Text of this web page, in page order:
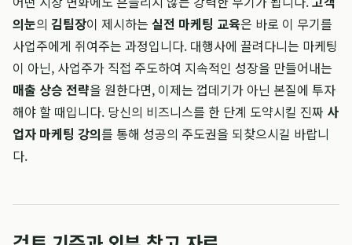
의눈의 김팀장이 제시하는 실전 마케팅 교육은 바로 이 무기를
사업주에게 쥐여주는 과정입니다. 대행사에 끌려다니는 마케팅
이 아닌, 사업주가 직접 주도하여 지속적인 성장을 만들어내는
매출 상승 전략을 원한다면, 이제는 껍데기가 아닌 본질에 투자
해야 할 때입니다. 당신의 비즈니스를 한 단계 도약시킬 진짜 사
업자 마케팅 강의를 통해 성공의 주도권을 되찾으시길 바랍니
다.